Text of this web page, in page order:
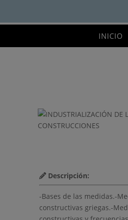
INICIO
Descripción:
-Bases de las medidas.-
constructivas griegas.-